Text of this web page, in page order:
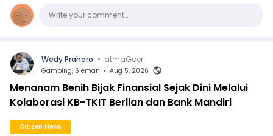
CommentsWrite your comment…
Wedy Prahoro • atmaGoer
Gamping, Sleman • Aug 5, 2026
Menanam Benih Bijak Finansial Sejak Dini Melalui
Kolaborasi KB-TKIT Berlian dan Bank Mandiri
Citizen News